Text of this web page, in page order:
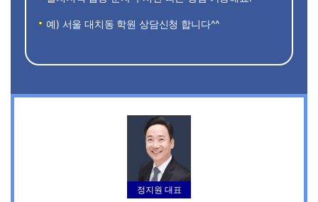
예) 서울 대치동 학원 상담신청 합니다^^
정지원 대표